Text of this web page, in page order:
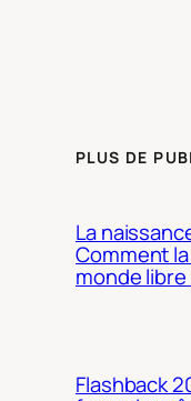
PLUS DE
La
Comment
monde libre
Flashback